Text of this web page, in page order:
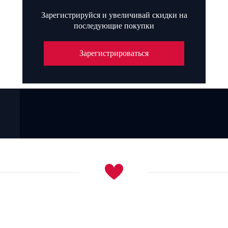
Зарегистрируйся и увеличивай скидки на
последующие покупки
Зарегистрироваться